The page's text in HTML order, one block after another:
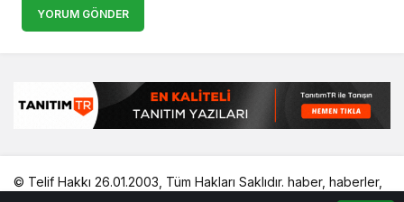
YORUM GÖNDER
© Telif Hakkı 26.01.2003, Tüm Hakları Saklıdır. haber, haberler,
sağlıklı,